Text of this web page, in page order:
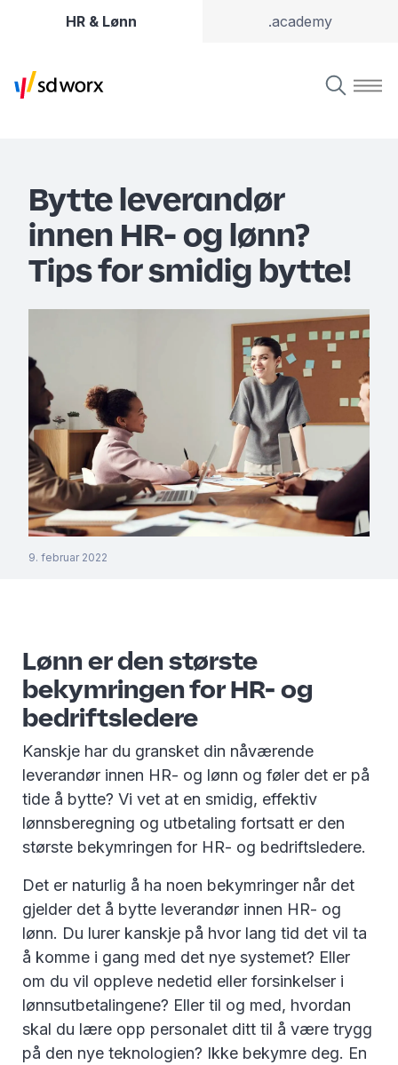
HR & Lønn .academy
Bytte leverandør
innen HR- og lønn?
Tips for smidig bytte!
9. februar 2022
Lønn er den største
bekymringen for HR- og
bedriftsledere
Kanskje har du gransket din nåværende
leverandør innen HR- og lønn og føler det er på
tide å bytte? Vi vet at en smidig, effektiv
lønnsberegning og utbetaling fortsatt er den
største bekymringen for HR- og bedriftsledere.
Det er naturlig å ha noen bekymringer når det
gjelder det å bytte leverandør innen HR- og
lønn. Du lurer kanskje på hvor lang tid det vil ta
å komme i gang med det nye systemet? Eller
om du vil oppleve nedetid eller forsinkelser i
lønnsutbetalingene? Eller til og med, hvordan
skal du lære opp personalet ditt til å være trygg
på den nye teknologien? Ikke bekymre deg. En